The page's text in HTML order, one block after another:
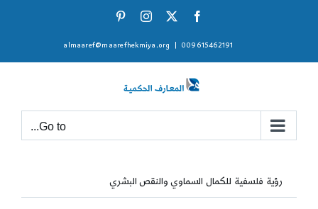
Facebook
X
Instagram
009615462191
almaaref@maarefhekmiya.org
Go to...
رؤية فلسفية للكمال السماوي والنقص البشري